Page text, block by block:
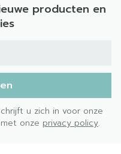
producten en
u zich in voor onze
onze privacy policy.